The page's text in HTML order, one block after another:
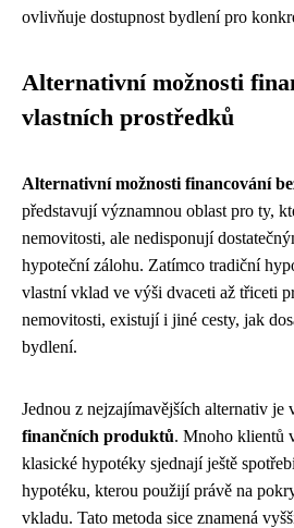
ovlivňuje dostupnost bydlení pro
Alternativní možnosti
vlastních prostředků
Alternativní možnosti financování
představují významnou oblast pro ty,
nemovitosti, ale nedisponují
hypoteční zálohu. Zatímco tradiční
vlastní vklad ve výši dvaceti až třiceti
nemovitosti, existují i jiné cesty, jak
bydlení.
Jednou z nejzajímavějších alternativ je
finančních produktů. Mnoho klientů
klasické hypotéky sjednají ještě
hypotéku, kterou použijí právě na
vkladu. Tato metoda sice znamená